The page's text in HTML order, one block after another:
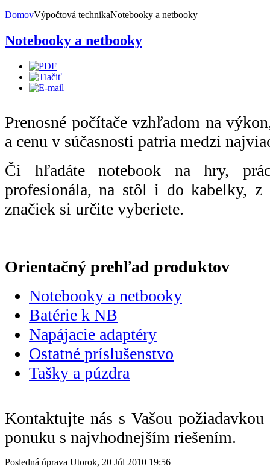
DomovVýpočtová technikaNotebooky a netbooky
Notebooky a netbooky
Prenosné počítače vzhľadom na
a cenu v súčasnosti patria medzi
Či hľadáte notebook na hry,
profesionála, na stôl i do kabelky, z
značiek si určite vyberiete.
Orientačný prehľad produktov
Notebooky a netbooky
Batérie k NB
Napájacie adaptéry
Ostatné príslušenstvo
Tašky a púzdra
Kontaktujte nás s Vašou
ponuku s najvhodnejším riešením.
Posledná úprava Utorok, 20 Júl 2010 19:56